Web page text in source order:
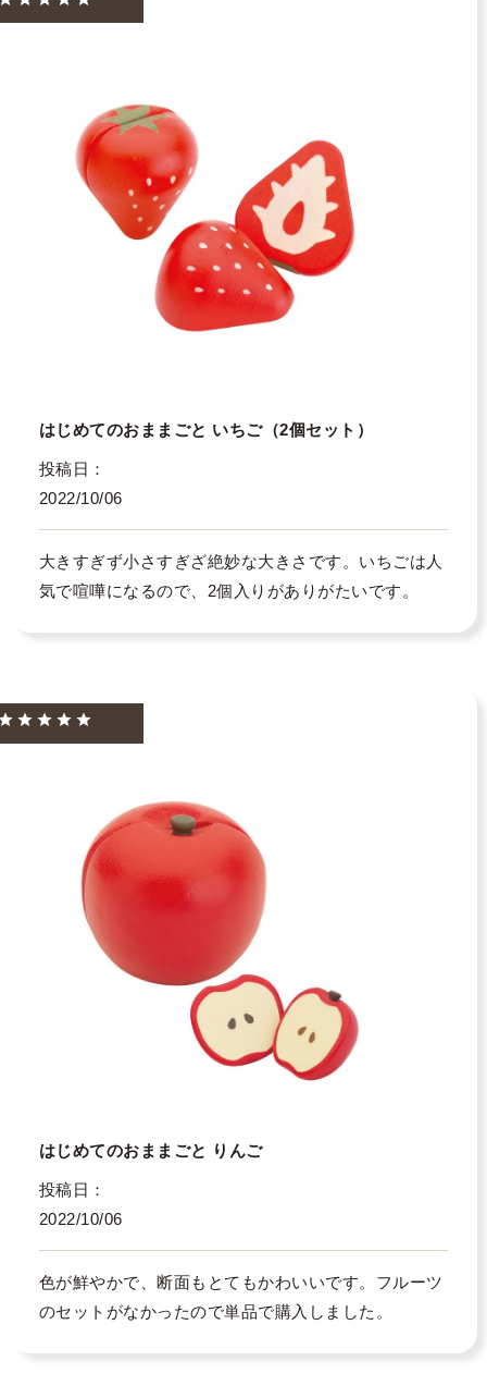
はじめてのおままごと いちご（2個セット）
投稿日
2022/10/06
大きすぎず小さすぎざ絶妙な大きさです。いちごは人
気で喧嘩になるので、2個入りがありがたいです。
はじめてのおままごと りんご
投稿日
2022/10/06
色が鮮やかで、断面もとてもかわいいです。フルーツ
のセットがなかったので単品で購入しました。